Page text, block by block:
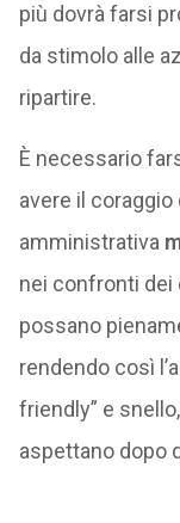
più dovrà farsi
da stimolo alle
ripartire.
È necessario
avere il
amministrativa
nei confronti dei
possano
rendendo così
friendly” e
aspettano dopo